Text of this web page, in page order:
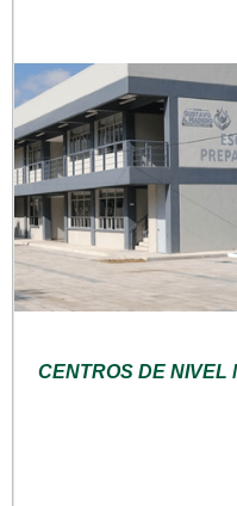
CENTROS DE NIVEL